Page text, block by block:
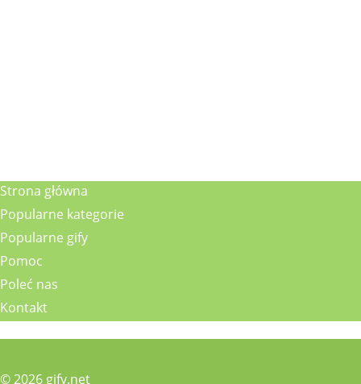
Strona główna
Popularne kategorie
Popularne gify
Pomoc
Poleć nas
Kontakt
© 2026 gify.net